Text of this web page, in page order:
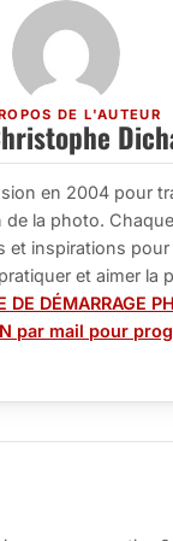
DE L'AUTEUR
en 2004 pour
la photo.
et inspirations pour
et aimer la
DE DÉMARRAGE
par mail pour